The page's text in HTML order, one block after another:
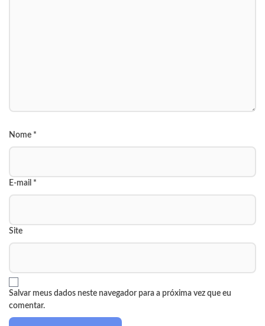
Nome *
E-mail *
Site
Salvar meus dados neste navegador para a próxima vez que eu
comentar.